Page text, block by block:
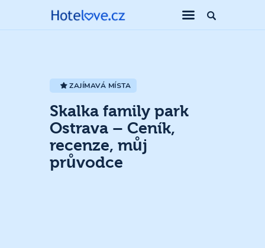
ZAJÍMAVÁ MÍSTA
Skalka family park
Ostrava – Ceník,
recenze, můj
průvodce